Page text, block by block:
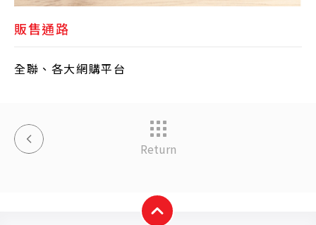
販售通路
全聯、各大網購平台
Return